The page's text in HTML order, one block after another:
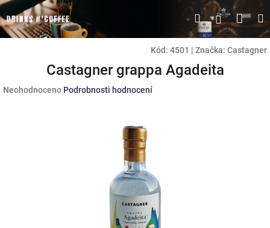
Přejít
na
obsah
HledatPřihlášení
Kód: 4501 | Značka: Castagner
Castagner grappa Agadeita
Průměrné
Neohodnoceno Podrobnosti hodnocení